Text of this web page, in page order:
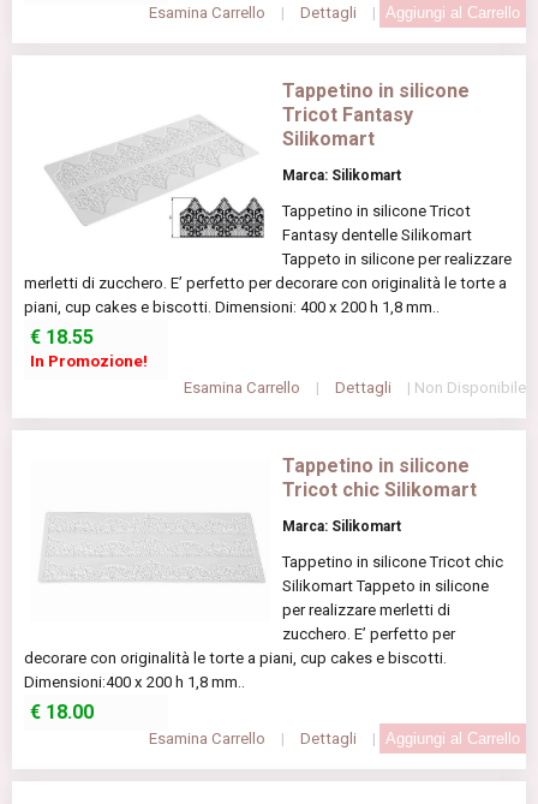
Esamina Carrello | Dettagli |
Tappetino in silicone
Tricot Fantasy
Silikomart
Marca: Silikomart
Tappetino in silicone Tricot
Fantasy dentelle Silikomart
Tappeto in silicone per realizzare
merletti di zucchero. E’ perfetto per decorare con originalità le torte a
piani, cup cakes e biscotti. Dimensioni: 400 x 200 h 1,8 mm..
€ 18.55
In Promozione!
Esamina Carrello
| Dettagli | Non Disponibile
Tappetino in silicone
Tricot chic Silikomart
Marca: Silikomart
Tappetino in silicone Tricot chic
Silikomart Tappeto in silicone
per realizzare merletti di
zucchero. E’ perfetto per
decorare con originalità le torte a piani, cup cakes e biscotti.
Dimensioni:400 x 200 h 1,8 mm..
€ 18.00
Esamina Carrello | Dettagli |